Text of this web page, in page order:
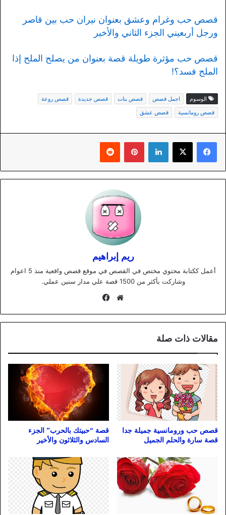
قصص حب وغرام وعشق بعنوان نيران حب بين قاصر
ورجل أربعيني الجزء الثاني والأخير
قصص حب مؤثرة طويلة قصة بعنوان من يصلح الملح إذا
الملح فسد؟!
الوسوم اجمل قصص قصص بنات قصص جديدة
قصص روعة
قصص رومانسية
قصص عشق
لينكدإن بينتيريست
ريم إبراهيم
أعمل ككتابة محتوي مختص في القصص في موقع قصص واقعية منذ 5 اعوام
وشاركت بأكثر من 1500 قصة علي مدار سنين عملي.
موقع
مقالات ذات صلة
قصص حب ورومانسية جميلة جدا
قصة سارة والحلم الجميل
قصة “حبيتك بالحرب” الجزء
السادس والثلاثون والأخير